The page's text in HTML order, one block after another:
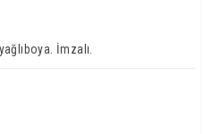
İmzalı.